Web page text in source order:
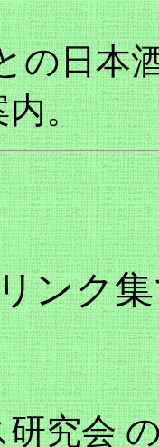
の日本
内。
ンク
研究会